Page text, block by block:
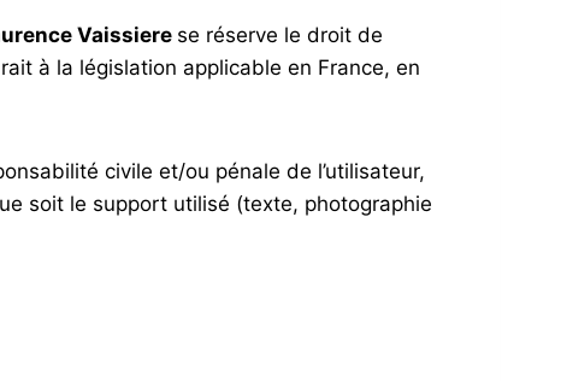
Vaissiere se réserve le droit de
à la législation applicable en France, en
civile et/ou pénale de l’utilisateur,
soit le support utilisé (texte, photographie